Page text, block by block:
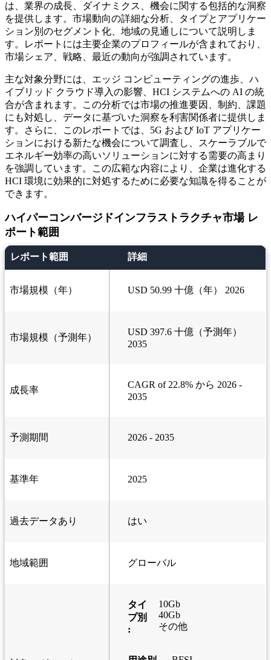
は、業界の成長、ダイナミクス、機会に関する包括的な洞察
を提供します。市場動向の詳細な分析、タイプとアプリケー
ション別のセグメント化、地域の見通しについて説明しま
す。レポートには主要企業のプロフィールが含まれており、
市場シェア、戦略、最近の動向が強調されています。
主な対象分野には、エッジ コンピューティングの進歩、ハ
イブリッド クラウド導入の影響、HCI システムへの AI の統
合が含まれます。この分析では市場の推進要因、制約、課題
にも対処し、データに基づいた洞察を利害関係者に提供しま
す。さらに、このレポートでは、5G および IoT アプリケー
ションにおける新たな機会について調査し、スケーラブルで
エネルギー効率の高いソリューションに対する需要の高まり
を強調しています。この広範な内容により、企業は進化する
HCI 環境に効果的に対処するために必要な知識を得ることが
できます。
ハイパーコンバージドインフラストラクチャ市場 レ
ポート範囲
レポート範囲 詳細
市場規模（年） USD 50.99 十億（年） 2026
市場規模（予測年）
USD 397.6 十億（予測年）
2035
成長率
CAGR of 22.8% から 2026 -
2035
予測期間 2026 - 2035
基準年 2025
過去データあり はい
地域範囲 グローバル
タイ
プ別
:
10Gb
40Gb
その他